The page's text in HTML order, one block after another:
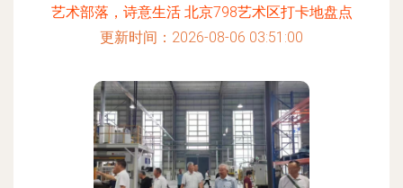
艺术部落，诗意生活 北京798艺术区打卡地盘点
更新时间：2026-08-06 03:51:00